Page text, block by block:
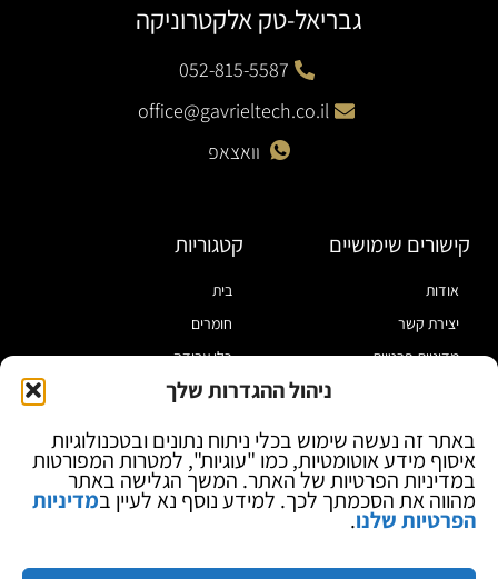
ניהול ההגדרות שלך
באתר זה נעשה שימוש בכלי ניתוח נתונים ובטכנולוגיות
איסוף מידע אוטומטיות, כמו "עוגיות", למטרות המפורטות
במדיניות הפרטיות של האתר. המשך הגלישה באתר
מהווה את הסכמתך לכך. למידע נוסף נא לעיין במדיניות
הפרטיות שלנו.
גבריאל-טק אלקטרוניקה
052-815-5587
office@gavrieltech.co.il
וואצאפ
קישורים שימושיים
אודות
יצירת קשר
מדיניות פרטיות
בלוג
קטגוריות
בית
חומרים
כלי עבודה
מוצרי הלחמה
ספקי כח ומודדים
ציוד אופטי להגדלה